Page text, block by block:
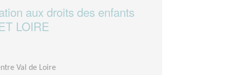
aux droits des enfants
LOIRE
Val de Loire